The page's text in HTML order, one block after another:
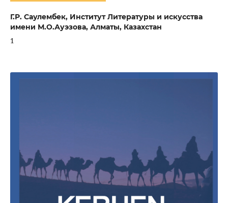
Г.Р. Саулембек, Институт Литературы и искусства
имени М.О.Ауэзова, Алматы, Казахстан
1